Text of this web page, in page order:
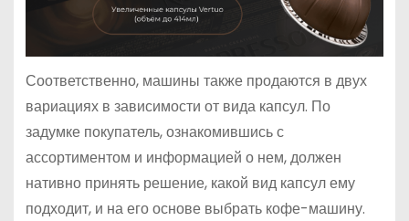
Соответственно, машины также продаются в двух
вариациях в зависимости от вида капсул. По
задумке покупатель, ознакомившись с
ассортиментом и информацией о нем, должен
нативно принять решение, какой вид капсул ему
подходит, и на его основе выбрать кофе-машину.